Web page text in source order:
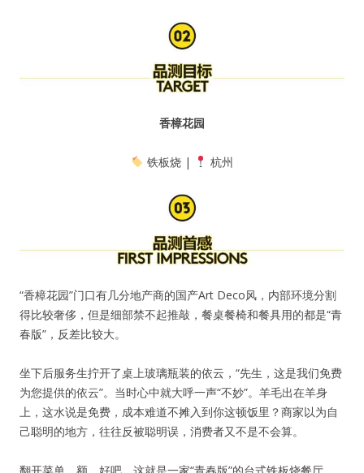
香樟花园
铁板烧 | 杭州
“香樟花园”门口有几分地产商的国产Art Deco风，内部环境分割
得比较奢侈，但是细部禁不起推敲，餐桌餐椅和餐具用的都是“青
春版”，反差比较大。
坐下后服务生拧开了桌上玻璃瓶装的依云，“先生，这是我们免费
为您提供的依云”。当时心中就大呼一声“不妙”。羊毛出在羊身
上，这水说是免费，成本难道不摊入到你这顿饭里？商家以为自
己聪明的地方，往往反被聪明误，消费者又不是不会算。